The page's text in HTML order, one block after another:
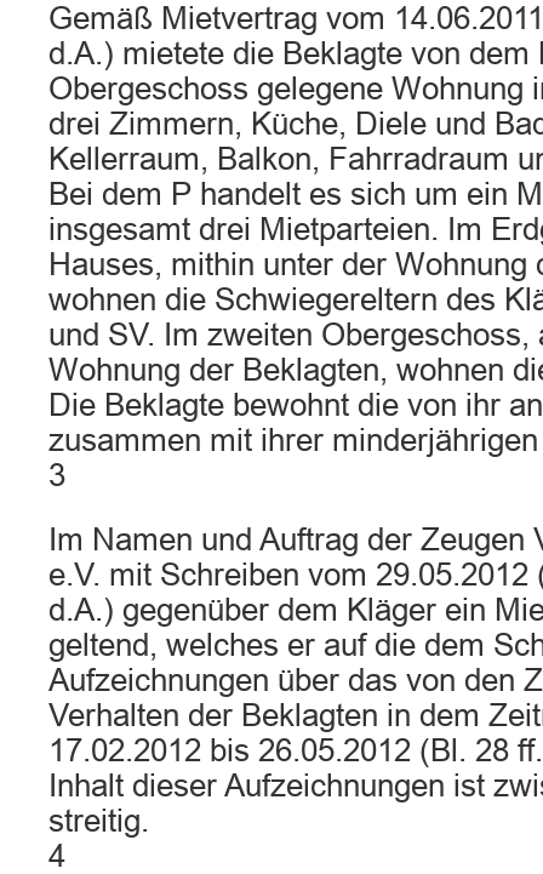
Gemäß Mietvertrag vom
d.A.) mietete die Beklagte von
Obergeschoss gelegene Wohnung
drei Zimmern, Küche, Diele und
Kellerraum, Balkon, Fahrradraum
Bei dem P handelt es sich um ein
insgesamt drei Mietparteien. Im
Hauses, mithin unter der Wohnung
wohnen die Schwiegereltern des
und SV. Im zweiten Obergeschoss,
Wohnung der Beklagten, wohnen
Die Beklagte bewohnt die von ihr
zusammen mit ihrer minderjährigen
3
Im Namen und Auftrag der Zeugen
e.V. mit Schreiben vom 29.05.2012
d.A.) gegenüber dem Kläger ein
geltend, welches er auf die dem
Aufzeichnungen über das von den
Verhalten der Beklagten in dem
17.02.2012 bis 26.05.2012 (Bl. 28
Inhalt dieser Aufzeichnungen ist
streitig.
4